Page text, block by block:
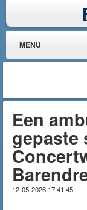
MENU
Een
gepaste
12-05-2026 17:41:45